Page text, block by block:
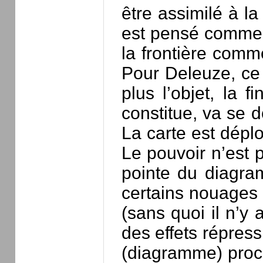
être assimilé à
est pensé
la frontière
Pour Deleuze,
plus l’objet, la
constitue, va se
La carte est
Le pouvoir n’est
pointe du
certains
(sans quoi il n’y
des effets
(diagramme)